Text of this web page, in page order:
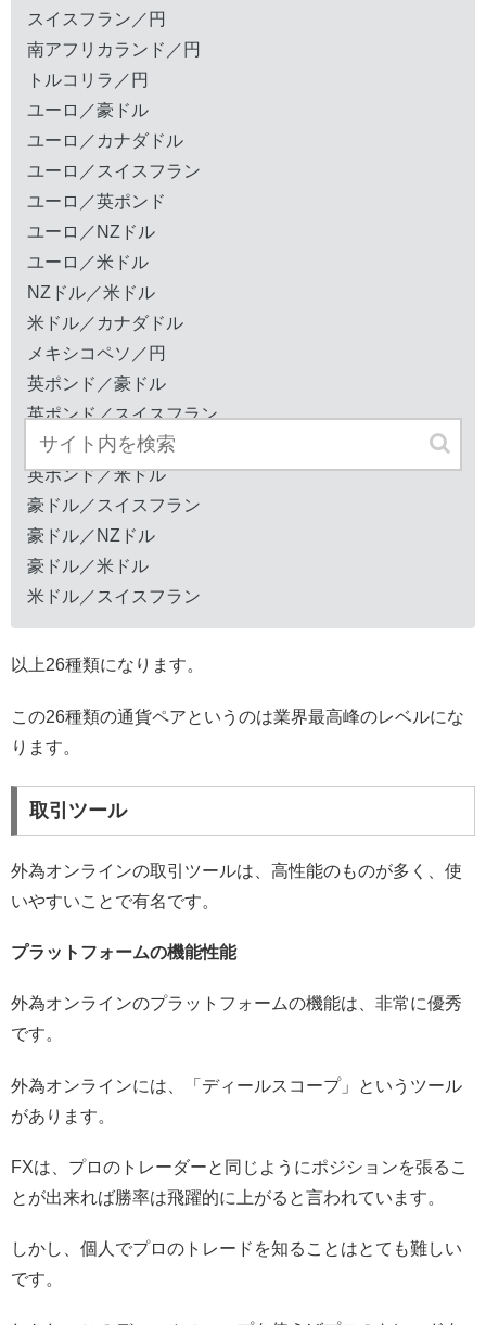
スイスフラン／円
南アフリカランド／円
トルコリラ／円
ユーロ／豪ドル
ユーロ／カナダドル
ユーロ／スイスフラン
ユーロ／英ポンド
ユーロ／NZドル
ユーロ／米ドル
NZドル／米ドル
米ドル／カナダドル
メキシコペソ／円
英ポンド／豪ドル
英ポンド／スイスフラン
英ポンド／NZドル
英ポンド／米ドル
豪ドル／スイスフラン
豪ドル／NZドル
豪ドル／米ドル
米ドル／スイスフラン
以上26種類になります。
この26種類の通貨ペアというのは業界最高峰のレベルにな
ります。
取引ツール
外為オンラインの取引ツールは、高性能のものが多く、使
いやすいことで有名です。
プラットフォームの機能性能
外為オンラインのプラットフォームの機能は、非常に優秀
です。
外為オンラインには、「ディールスコープ」というツール
があります。
FXは、プロのトレーダーと同じようにポジションを張るこ
とが出来れば勝率は飛躍的に上がると言われています。
しかし、個人でプロのトレードを知ることはとても難しい
です。